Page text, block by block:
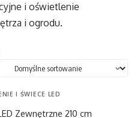
i oświetlenie
i ogrodu.
I ŚWIECE LED
Zewnętrzne 210 cm